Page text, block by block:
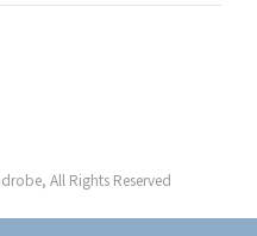
All Rights Reserved